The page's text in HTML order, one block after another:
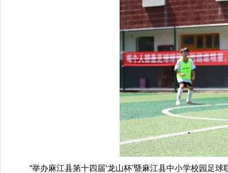
“举办麻江县第十四届‘龙山杯’暨麻江县中小学校园足球